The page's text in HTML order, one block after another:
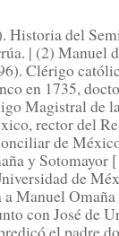
Historia del
| (2) Manuel
Clérigo
en 1735,
Magistral de
rector del
de
y Sotomayor
de
a Manuel
con José de
el padre